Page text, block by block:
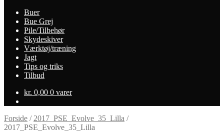
Buer
Bue Grej
Pile/Tilbehør
Skydeskiver
Værktøj/træning
Jagt
Tips og triks
Tilbud
kr. 0,00 0 varer
Forside / 2017_PSE_Evolve_35_Lilla /
2017_PSE_Evolve_35_Lilla